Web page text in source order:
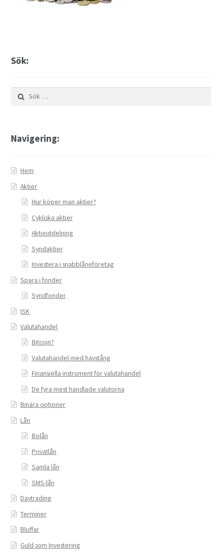
Hur köper man aktier?
Investera i snabblåneföretag
Investera i syndfonder
Kontakta oss
Lån
Privatlån
Samla ihop dina lån
SMS-lån
Terminer
Undvik bedragare
Valutahandel
Valutahandel med hävstång
Sök:
Sök
efter:
Navigering:
Hem
Aktier
Hur köper man aktier?
Cykliska aktier
Aktieutdelning
Syndaktier
Investera i snabblåneföretag
Spara i fonder
Syndfonder
ISK
Valutahandel
Bitcoin?
Valutahandel med hävstång
Finansiella instrument för valutahandel
De fyra mest handlade valutorna
Binära optioner
Lån
Bolån
Privatlån
Samla lån
SMS-lån
Daytrading
Terminer
Bluffar
Guld som Investering